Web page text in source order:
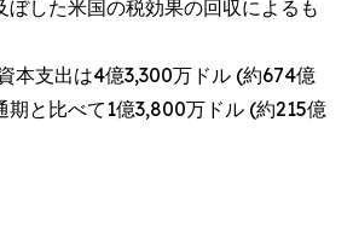
ぼした米国の税効果の回収によるも
本支出は4億3,300万ドル (約674億
期と比べて1億3,800万ドル (約215億